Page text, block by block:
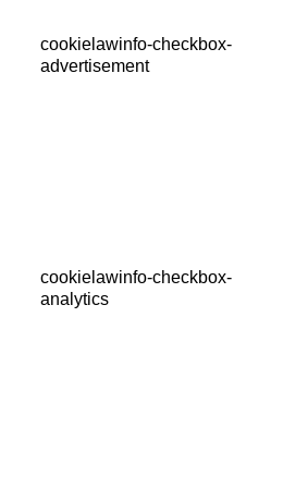
cookielawinfo-checkbox-
advertisement
cookielawinfo-checkbox-
analytics